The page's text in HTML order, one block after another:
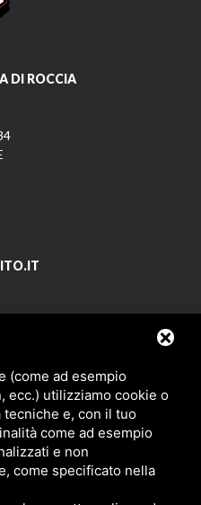
DI ROCCIA
(come ad esempio
ecc.) utilizziamo cookie o
e, con il tuo
come ad esempio
e non
come specificato nella